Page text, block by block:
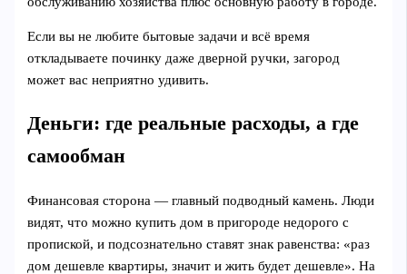
Если вы не любите бытовые задачи и всё время
откладываете починку даже дверной ручки, загород
может вас неприятно удивить.
Деньги: где реальные расходы, а где
самообман
Финансовая сторона — главный подводный камень. Люди
видят, что можно купить дом в пригороде недорого с
пропиской, и подсознательно ставят знак равенства: «раз
дом дешевле квартиры, значит и жить будет дешевле». На